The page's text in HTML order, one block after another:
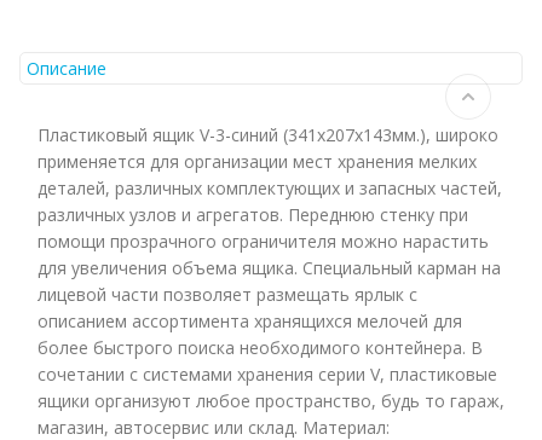
Описание
Пластиковый ящик V-3-синий (341х207х143мм.), широко
применяется для организации мест хранения мелких
деталей, различных комплектующих и запасных частей,
различных узлов и агрегатов. Переднюю стенку при
помощи прозрачного ограничителя можно нарастить
для увеличения объема ящика. Специальный карман на
лицевой части позволяет размещать ярлык с
описанием ассортимента хранящихся мелочей для
более быстрого поиска необходимого контейнера. В
сочетании с системами хранения серии V, пластиковые
ящики организуют любое пространство, будь то гараж,
магазин, автосервис или склад. Материал: